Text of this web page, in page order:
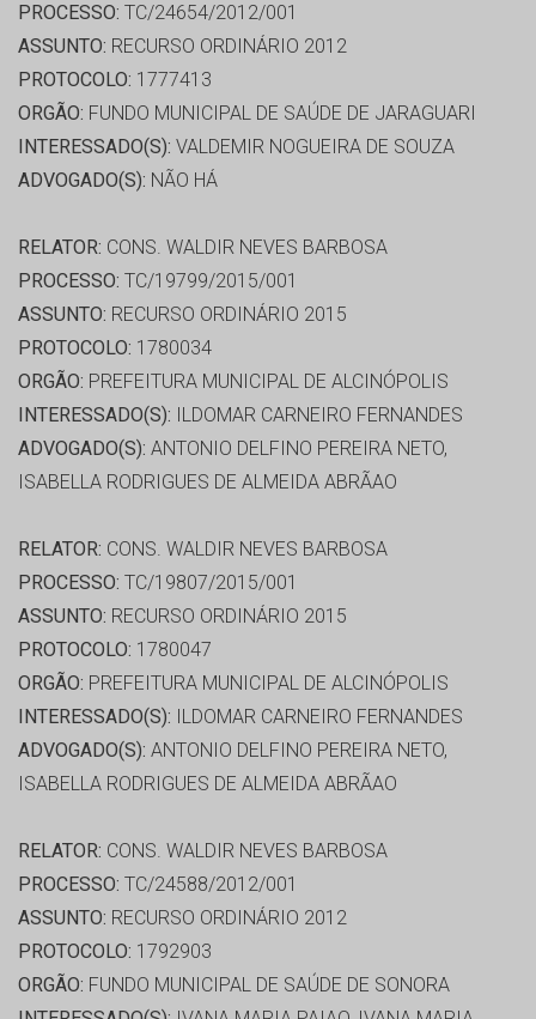
PROCESSO: TC/24654/2012/001
ASSUNTO: RECURSO ORDINÁRIO 2012
PROTOCOLO: 1777413
ORGÃO: FUNDO MUNICIPAL DE SAÚDE DE JARAGUARI
INTERESSADO(S): VALDEMIR NOGUEIRA DE SOUZA
ADVOGADO(S): NÃO HÁ
RELATOR: CONS. WALDIR NEVES BARBOSA
PROCESSO: TC/19799/2015/001
ASSUNTO: RECURSO ORDINÁRIO 2015
PROTOCOLO: 1780034
ORGÃO: PREFEITURA MUNICIPAL DE ALCINÓPOLIS
INTERESSADO(S): ILDOMAR CARNEIRO FERNANDES
ADVOGADO(S): ANTONIO DELFINO PEREIRA NETO,
ISABELLA RODRIGUES DE ALMEIDA ABRÃAO
RELATOR: CONS. WALDIR NEVES BARBOSA
PROCESSO: TC/19807/2015/001
ASSUNTO: RECURSO ORDINÁRIO 2015
PROTOCOLO: 1780047
ORGÃO: PREFEITURA MUNICIPAL DE ALCINÓPOLIS
INTERESSADO(S): ILDOMAR CARNEIRO FERNANDES
ADVOGADO(S): ANTONIO DELFINO PEREIRA NETO,
ISABELLA RODRIGUES DE ALMEIDA ABRÃAO
RELATOR: CONS. WALDIR NEVES BARBOSA
PROCESSO: TC/24588/2012/001
ASSUNTO: RECURSO ORDINÁRIO 2012
PROTOCOLO: 1792903
ORGÃO: FUNDO MUNICIPAL DE SAÚDE DE SONORA